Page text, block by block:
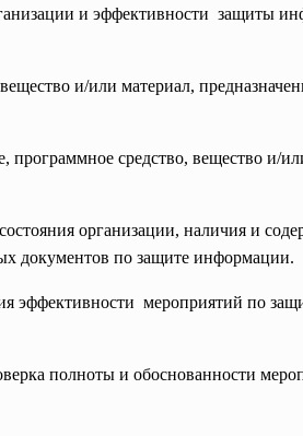
и эффективности защиты
и/или материал,
средство, вещество и/
организации, наличия и
документов по защите информации.
эффективности мероприятий по
полноты и обоснованности